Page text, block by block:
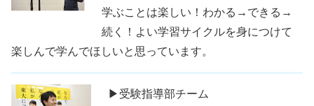
学ぶことは楽しい！わかる→できる→
続く！よい学習サイクルを身につけて
楽しんで学んでほしいと思っています。
▶受験指導部チーム